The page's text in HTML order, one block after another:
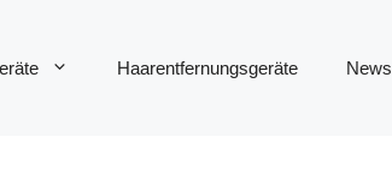
Haarentfernungsgeräte News